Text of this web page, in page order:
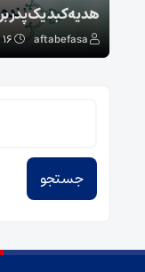
هدیه کبد یک پدر
aftabefasa ۱۶ مرداد ۱۴۰۵